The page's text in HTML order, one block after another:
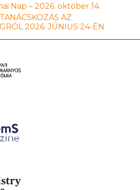
Nap – 2026. október 14.
AZ
2026. JÚNIUS 24-ÉN